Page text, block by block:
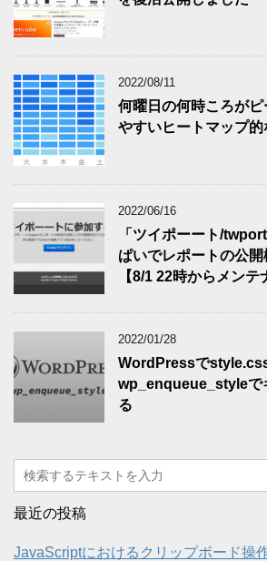
2022/08/11
何曜日の何時ころがピ
やすいヒートマップ
2022/06/16
「ツイポーート/
ぱいでレポートの公
【8/1 22時からメンテ
2022/01/28
WordPressで
wp_enqueue_styleで
る
最近の投稿
JavaScriptにおけるクリップボード操